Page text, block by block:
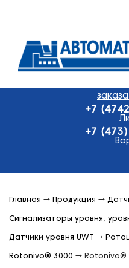
О
Оплата
+7
+7
Главная → Продукция →
Сигнализаторы уровня,
Датчики уровня UWT →
Rotonivo® 3000 → Rotonivo®